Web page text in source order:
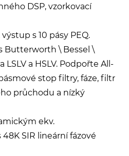
DSP, vzorkovací
výstup s 10 pásy PEQ.
Butterworth \ Bessel \
a HSLV. Podpořte All-
stop filtry, fáze, filtr
průchodu a nízký
ekv.
48K SIR lineární fázové